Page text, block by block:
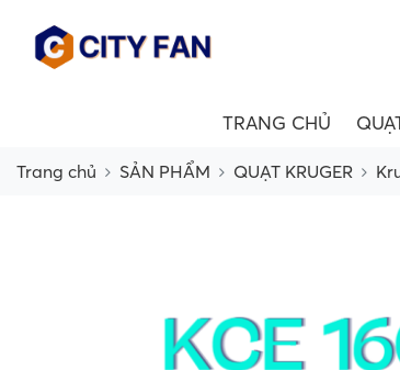
TRANG CHỦ
Trang chủ SẢN PHẨM QUẠT KRUGER